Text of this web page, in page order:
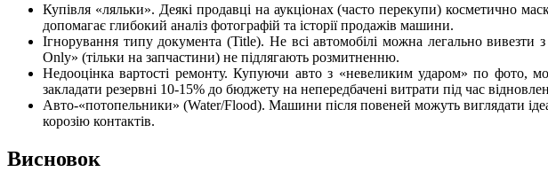
Купівля «ляльки». Деякі продавці на аукціонах (часто перекупи) косметично
допомагає глибокий аналіз фотографій та історії продажів машини.
Ігнорування типу документа (Title). Не всі автомобілі можна легально
Only» (тільки на запчастини) не підлягають розмитненню.
Недооцінка вартості ремонту. Купуючи авто з «невеликим ударом» по фото,
закладати резервні 10-15% до бюджету на непередбачені витрати під час
Авто-«потопельники» (Water/Flood). Машини після повеней можуть виглядати
корозію контактів.
Висновок